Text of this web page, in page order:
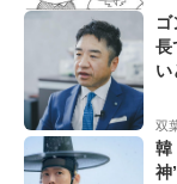
ゴ
長
い
双
韓
神